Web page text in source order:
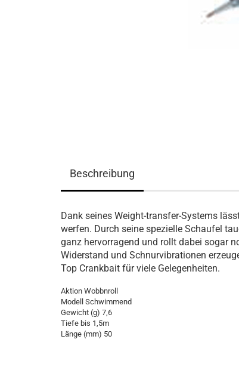
Beschreibung
Dank seines Weight-transfer-Systems
werfen. Durch seine spezielle Schaufel
ganz hervorragend und rollt dabei sogar
Widerstand und Schnurvibrationen
Top Crankbait für viele Gelegenheiten.
Aktion Wobbnroll
Modell Schwimmend
Gewicht (g) 7,6
Tiefe bis 1,5m
Länge (mm) 50